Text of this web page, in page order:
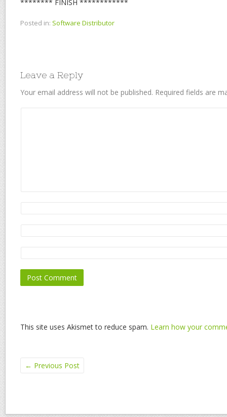
******** FINISH ************
Posted in: Software Distributor
Leave a Reply
Your email address will not be published. Required fields are
This site uses Akismet to reduce spam. Learn how your
← Previous Post